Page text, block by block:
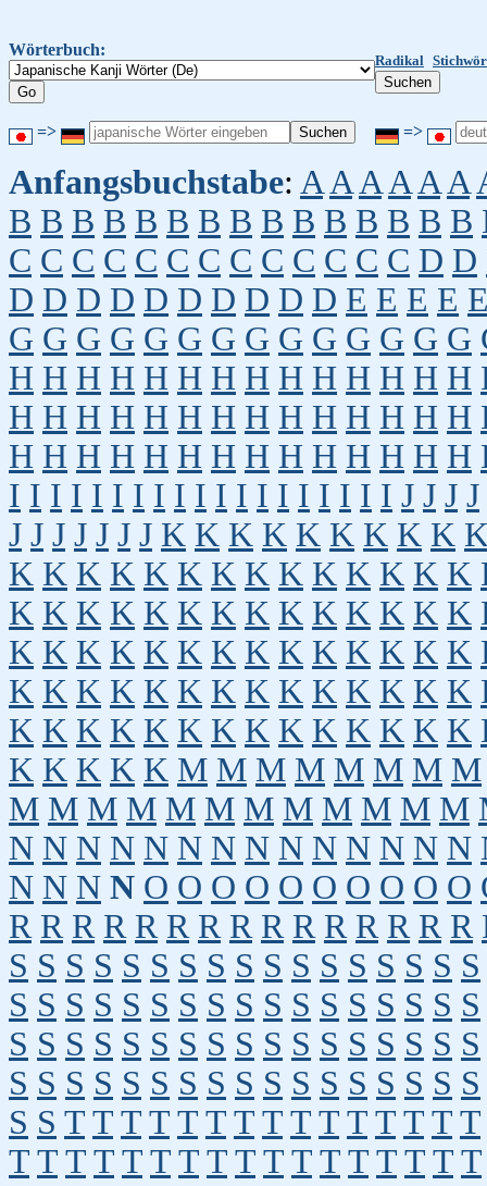
Wörterbuch:
Radikal
=> =>
Anfangsbuchstabe: A A A A A A
B B B B B B B B B B B B B B B
C C C C C C C C C C C C C D D
D D D D D D D D D D E E E E
G G G G G G G G G G G G G G
H H H H H H H H H H H H H H
H H H H H H H H H H H H H H
H H H H H H H H H H H H H H
I I I I I I I I I I I I I I I I I I I J J J J
J J J J J J J K K K K K K K K K
K K K K K K K K K K K K K K
K K K K K K K K K K K K K K
K K K K K K K K K K K K K K
K K K K K K K K K K K K K K
K K K K K K K K K K K K K K
K K K K K M M M M M M M M
M M M M M M M M M M M M
N N N N N N N N N N N N N N
N N N N O O O O O O O O O O
R R R R R R R R R R R R R R R
S S S S S S S S S S S S S S S S S
S S S S S S S S S S S S S S S S S
S S S S S S S S S S S S S S S S S
S S S S S S S S S S S S S S S S S
S S T T T T T T T T T T T T T T T
T T T T T T T T T T T T T T T T T